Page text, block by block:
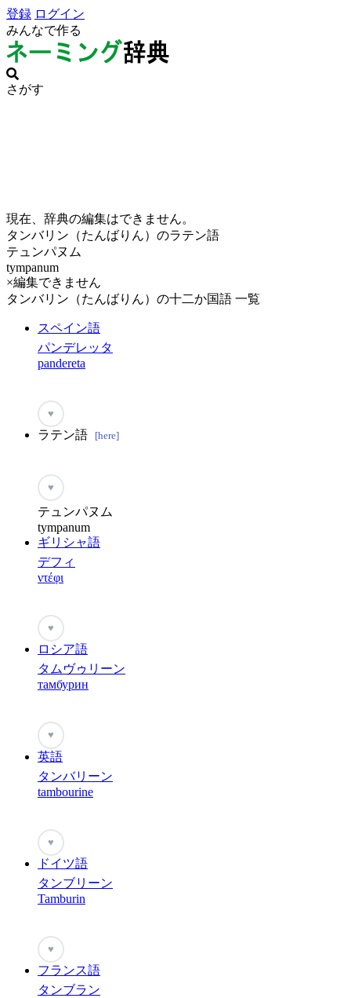
登録 ログイン
みんなで作る
さがす
現在、辞典の編集はできません。
タンバリン（たんばりん）のラテン語
テュンパヌム
tympanum
×編集できません
タンバリン（たんばりん）の十二か国語 一覧
スペイン語
パンデレッタ
pandereta
♥
ラテン語 [here]
♥
テュンパヌム
tympanum
ギリシャ語
デフィ
ντέφι
♥
ロシア語
タムヴゥリーン
тамбурин
♥
英語
タンバリーン
tambourine
♥
ドイツ語
タンブリーン
Tamburin
♥
フランス語
タンブラン